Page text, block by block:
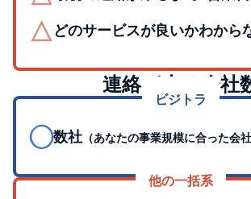
△どのサービスが良いかわから
連絡が来る会社
ビジトラ
◯数社 （あなたの事業規模に合った会社
他の一括系